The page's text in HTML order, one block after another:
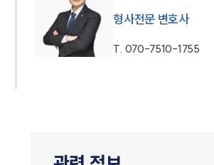
형사전문 변호사
T. 070-7510-1755